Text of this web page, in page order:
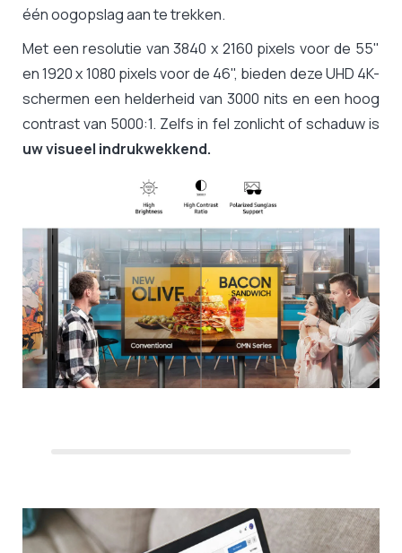
één oogopslag aan te trekken.
Met een resolutie van 3840 x 2160 pixels voor de 55"
en 1920 x 1080 pixels voor de 46", bieden deze UHD 4K-
schermen een helderheid van 3000 nits en een hoog
contrast van 5000:1. Zelfs in fel zonlicht of schaduw is
uw visueel indrukwekkend.